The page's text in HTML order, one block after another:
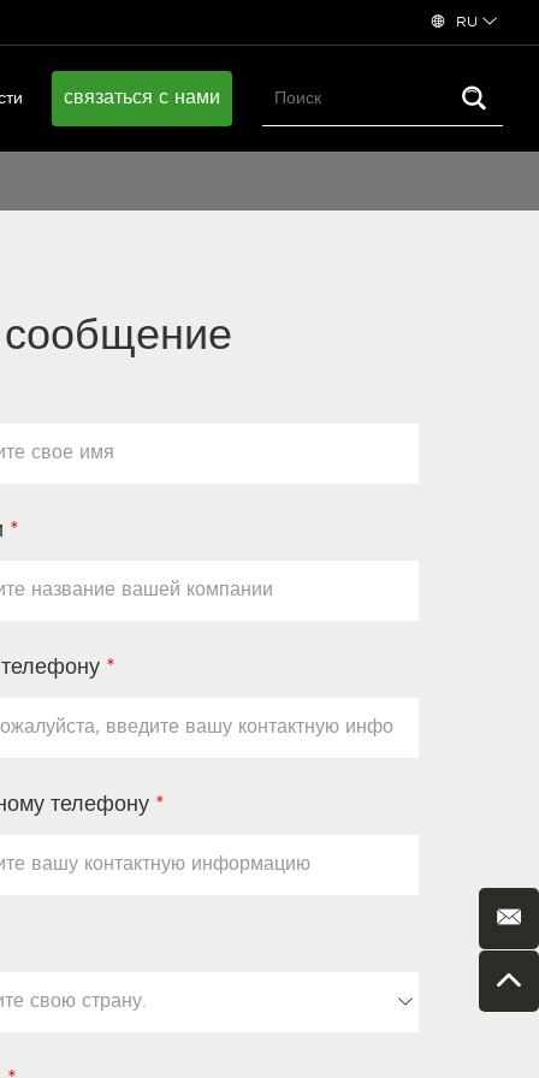
RU
связаться с нами
*
*
телефону *